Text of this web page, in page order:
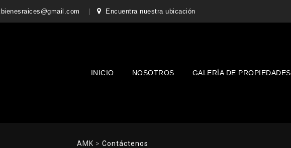
Encuentra nuestra ubicación
INICIO NOSOTROS GALERÍA DE PROPIEDADES
AMK > Contáctenos